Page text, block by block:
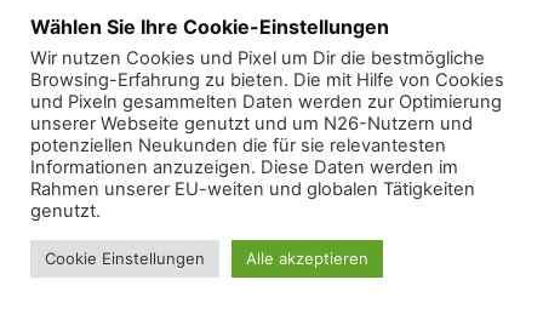
Wählen Sie Ihre Cookie-Einstellungen
Wir nutzen Cookies und Pixel um Dir die bestmögliche
Browsing-Erfahrung zu bieten. Die mit Hilfe von Cookies
und Pixeln gesammelten Daten werden zur Optimierung
unserer Webseite genutzt und um N26-Nutzern und
potenziellen Neukunden die für sie relevantesten
Informationen anzuzeigen. Diese Daten werden im
Rahmen unserer EU-weiten und globalen Tätigkeiten
genutzt.
Cookie Einstellungen Alle akzeptieren